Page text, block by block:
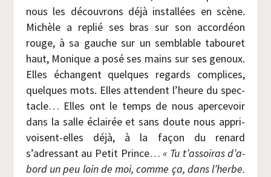
nous les décou­vrons déjà ins­tal­lées en scène.
Michèle a replié ses bras sur son accor­déon
rouge, à sa gauche sur un sem­blable tabou­ret
haut, Monique a posé ses mains sur ses genoux.
Elles échangent quelques regards com­plices,
quelques mots. Elles attendent l’heure du spec­
tacle… Elles ont le temps de nous aper­ce­voir
dans la salle éclai­rée et sans doute nous appri­
voisent-elles déjà, à la façon du renard
s’adressant au Petit Prince…« Tu t’as­soi­ras d’a­
bord un peu loin de moi, comme ça, dans l’herbe.